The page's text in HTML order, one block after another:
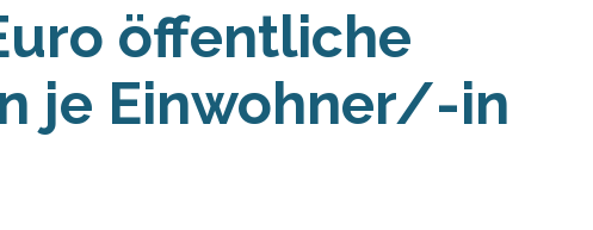
öffentliche
je Einwohner/-in